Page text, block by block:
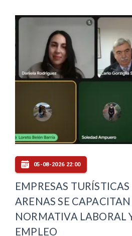
05-08-2026 22:00
EMPRESAS
ARENAS SE
NORMATIVA LABORAL
EMPLEO